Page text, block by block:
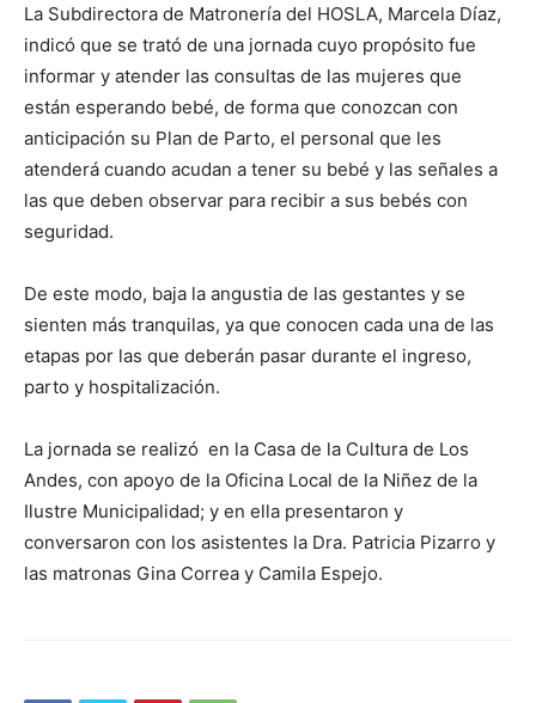
La Subdirectora de Matronería del HOSLA, Marcela Díaz,
indicó que se trató de una jornada cuyo propósito fue
informar y atender las consultas de las mujeres que
están esperando bebé, de forma que conozcan con
anticipación su Plan de Parto, el personal que les
atenderá cuando acudan a tener su bebé y las señales a
las que deben observar para recibir a sus bebés con
seguridad.
De este modo, baja la angustia de las gestantes y se
sienten más tranquilas, ya que conocen cada una de las
etapas por las que deberán pasar durante el ingreso,
parto y hospitalización.
La jornada se realizó en la Casa de la Cultura de Los
Andes, con apoyo de la Oficina Local de la Niñez de la
Ilustre Municipalidad; y en ella presentaron y
conversaron con los asistentes la Dra. Patricia Pizarro y
las matronas Gina Correa y Camila Espejo.